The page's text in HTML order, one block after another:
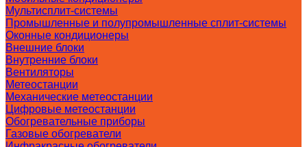
Мультисплит-системы
Промышленные и полупромышленные сплит-системы
Оконные кондиционеры
Внешние блоки
Внутренние блоки
Вентиляторы
Метеостанции
Механические метеостанции
Цифровые метеостанции
Обогревательные приборы
Газовые обогреватели